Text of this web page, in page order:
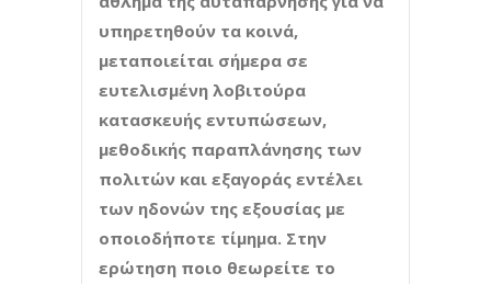
υπηρετηθούν τα κοινά,
μεταποιείται σήμερα σε
ευτελισμένη λοβιτούρα
κατασκευής εντυπώσεων,
μεθοδικής παραπλάνησης των
πολιτών και εξαγοράς εντέλει
των ηδονών της εξουσίας με
οποιοδήποτε τίμημα. Στην
ερώτηση ποιο θεωρείτε το